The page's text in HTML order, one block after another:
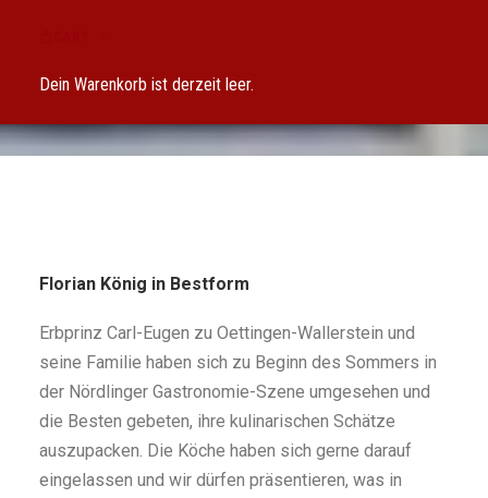
Dein Warenkorb ist derzeit leer.
RIESLING
Florian König in Bestform
Erbprinz Carl-Eugen zu Oettingen-Wallerstein und
seine Familie haben sich zu Beginn des Sommers in
der Nördlinger Gastronomie-Szene umgesehen und
die Besten gebeten, ihre kulinarischen Schätze
auszupacken. Die Köche haben sich gerne darauf
eingelassen und wir dürfen präsentieren, was in